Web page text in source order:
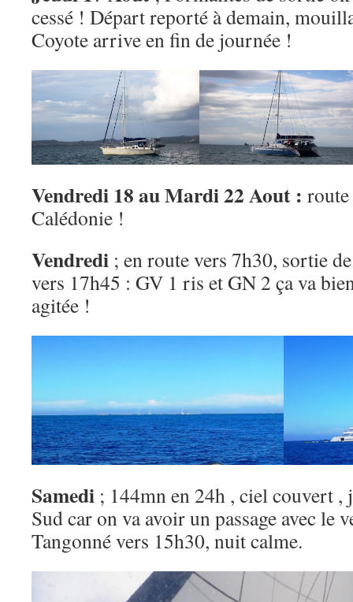
cessé ! Départ reporté à demain,
Coyote arrive en fin de journée !
Vendredi 18 au Mardi 22 Aout :
Calédonie !
Vendredi ; en route vers 7h30, sortie
vers 17h45 : GV 1 ris et GN 2 ça va
agitée !
Samedi ; 144mn en 24h , ciel couvert ,
Sud car on va avoir un passage avec le
Tangonné vers 15h30, nuit calme.